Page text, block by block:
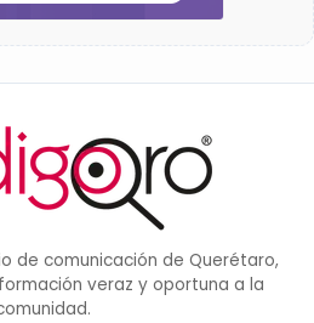
de comunicación de Querétaro,
veraz y oportuna a la